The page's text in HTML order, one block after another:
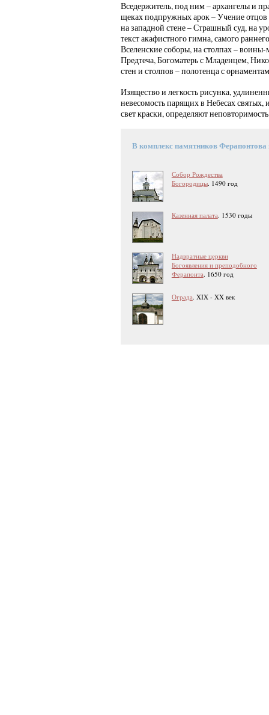
Вседержитель, под ним – архангелы и
щеках подпружных арок – Учение отцов
на западной стене – Страшный суд, на
текст акафистного гимна, самого
Вселенские соборы, на столпах –
Предтеча, Богоматерь с Младенцем,
стен и столпов – полотенца с
Изящество и легкость рисунка,
невесомость парящих в Небесах
свет краски, определяют
В комплекс памятников
Собор Рождества
Богородицы. 1490 год
Казенная палата. 1530 годы
Надвратные церкви
Богоявления и преподобного
Ферапонта. 1650 год
Ограда. XIX - XX век